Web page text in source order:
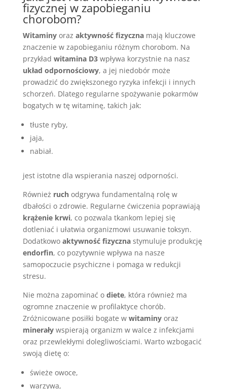
fizycznej w zapobieganiu
chorobom?
Witaminyoraz aktywność fizycznamają kluczowe
znaczenie w zapobieganiu różnym chorobom. Na
przykład witamina D3wpływa korzystnie na nasz
układ odpornościowy, a jej niedobór może
prowadzić do zwiększonego ryzyka infekcji i innych
schorzeń. Dlatego regularne spożywanie pokarmów
bogatych w tę witaminę, takich jak:
tłuste ryby,
jaja,
nabiał.
jest istotne dla wspierania naszej odporności.
Również ruchodgrywa fundamentalną rolę w
dbałości o zdrowie. Regularne ćwiczenia poprawiają
krążenie krwi, co pozwala tkankom lepiej się
dotleniać i ułatwia organizmowi usuwanie toksyn.
Dodatkowo aktywność fizycznastymuluje produkcję
endorfin, co pozytywnie wpływa na nasze
samopoczucie psychiczne i pomaga w redukcji
stresu.
Nie można zapominać o diete, która również ma
ogromne znaczenie w profilaktyce chorób.
Zróżnicowane posiłki bogate w witaminyoraz
mineraływspierają organizm w walce z infekcjami
oraz przewlekłymi dolegliwościami. Warto wzbogacić
swoją dietę o:
świeże owoce,
warzywa,